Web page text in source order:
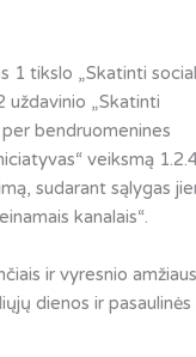
1 tikslo „Skatinti
uždavinio „Skatinti
bendruomenines
veiksmą
sudarant sąlygas
kanalais“.
ir vyresnio
dienos ir